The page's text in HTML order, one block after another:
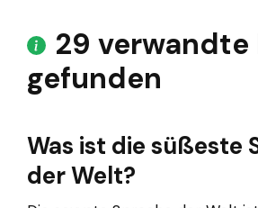
29 verwandte
gefunden
Was ist die süßeste
der Welt?